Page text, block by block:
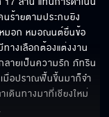
ร้ายตามประกบยิง
มอก หมอณนต์ยื่นข้อ
างเลือกต้องแต่งงาน
ายเป็นความรัก ภัทริน
มื่อปราณฟื้นขึ้นมาก็จำ
ดินทางมาที่เชียงใหม่